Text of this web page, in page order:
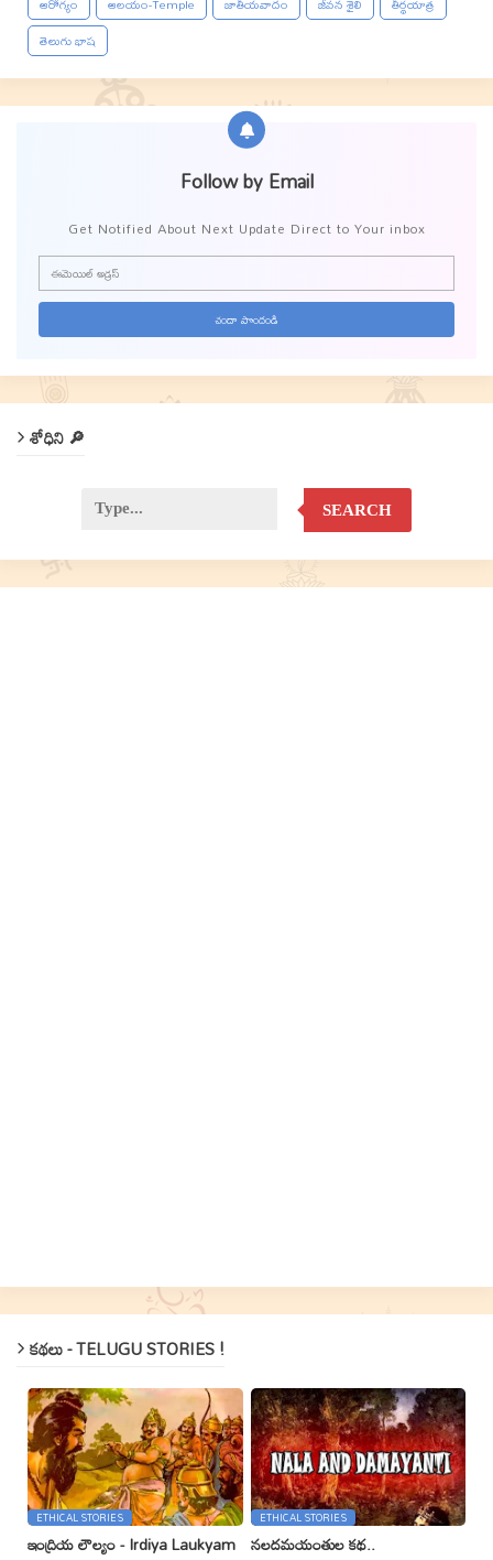
తెలుగు భాష
Follow by Email
Get Notified About Next Update Direct to Your inbox
శోధిని 🔎
SEARCH
కథలు - TELUGU STORIES !
ETHICAL STORIES
ఇంద్రియ లౌల్యం - Irdiya Laukyam
ETHICAL STORIES
నలదమయంతుల కథ..